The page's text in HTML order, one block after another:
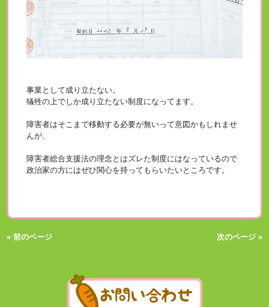
事業として成り立たない。
犠牲の上でしか成り立たない制度になってます。
障害者はそこまで移動する必要が無いって意図かもしれませ
んが、
障害者総合支援法の理念とはズレた制度にはなっているので
政治家の方にはぜひ関心を持ってもらいたいところです。
« 前のページ 次のページ »